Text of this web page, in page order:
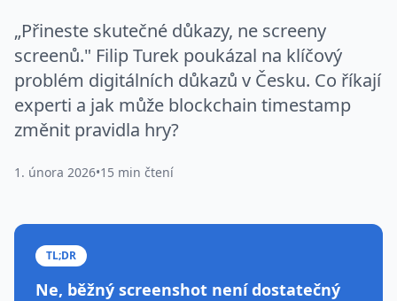
„Přineste skutečné důkazy, ne screeny
screenů." Filip Turek poukázal na klíčový
problém digitálních důkazů v Česku. Co říkají
experti a jak může blockchain timestamp
změnit pravidla hry?
1. února 2026•15 min čtení
TL;DR
Ne, běžný screenshot není dostatečný